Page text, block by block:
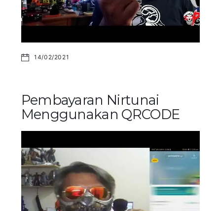
14/02/2021
Pembayaran Nirtunai
Menggunakan QRCODE